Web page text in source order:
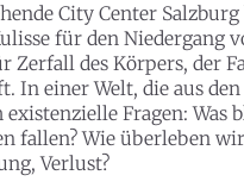
City Center
für den Niedergang
Zerfall des Körpers, der
In einer Welt, die aus
existenzielle Fragen: Was
fallen? Wie überleben
Verlust?